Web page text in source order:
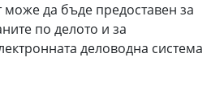
може да бъде предоставен за
по делото и за
деловодна система